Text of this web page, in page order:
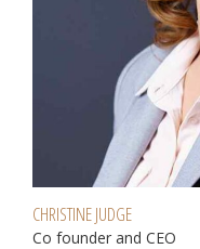
CHRISTINE JUDGE
Co founder and CEO